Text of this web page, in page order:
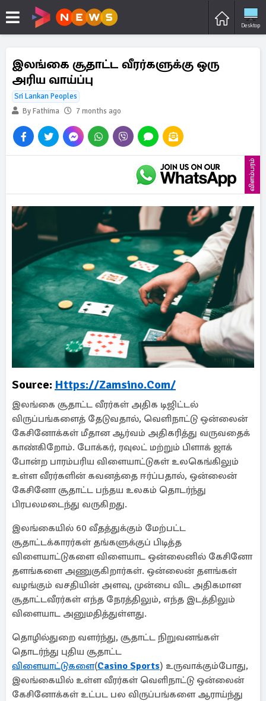
Desktop
இலங்கை சூதாட்ட வீரர்களுக்கு ஒரு
அரிய வாய்ப்பு
Sri Lankan Peoples
By Fathima
7 months ago
விளம்பரம்
Source: Https://zamsino.com/
இலங்கை சூதாட்ட வீரர்கள் அதிக டிஜிட்டல்
விருப்பங்களைத் தேடுவதால், வெளிநாட்டு ஒன்லைன்
கேசினோக்கள் மீதான ஆர்வம் அதிகரித்து வருவதைக்
காண்கிறோம். போக்கர், ரவுலட் மற்றும் பிளாக் ஜாக்
போன்ற பாரம்பரிய விளையாட்டுகள் உலகெங்கிலும்
உள்ள வீரர்களின் கவனத்தை ஈர்ப்பதால், ஒன்லைன்
கேசினோ சூதாட்ட பந்தய உலகம் தொடர்ந்து
பிரபலமடைந்து வருகிறது.
இலங்கையில் 60 வீதத்துக்கும் மேற்பட்ட
சூதாட்டக்காரர்கள் தங்களுக்குப் பிடித்த
விளையாட்டுகளை விளையாட ஒன்லைனில் கேசினோ
தளங்களை அணுகுகிறார்கள். ஒன்லைன் தளங்கள்
வழங்கும் வசதியின் அளவு, முன்பை விட அதிகமான
சூதாட்டவீரர்கள் எந்த நேரத்திலும், எந்த இடத்திலும்
விளையாட அனுமதித்துள்ளது.
தொழில்துறை வளர்ந்து, சூதாட்ட நிறுவனங்கள்
தொடர்ந்து புதிய சூதாட்ட
விளையாட்டுகளை(Casino Sports) உருவாக்கும்போது,
இலங்கையில் உள்ள வீரர்கள் வெளிநாட்டு ஒன்லைன்
கேசினோக்கள் உட்பட பல விருப்பங்களை ஆராய்ந்து